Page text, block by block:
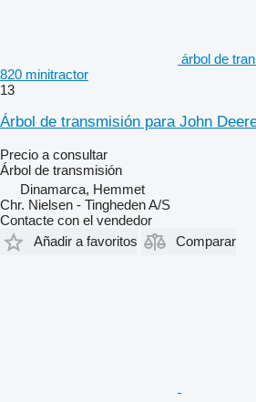
árbol de
820 minitractor
13
Árbol de transmisión para John
Precio a consultar
Árbol de transmisión
Dinamarca, Hemmet
Chr. Nielsen - Tingheden A/S
Contacte con el vendedor
Añadir a favoritos
Comparar